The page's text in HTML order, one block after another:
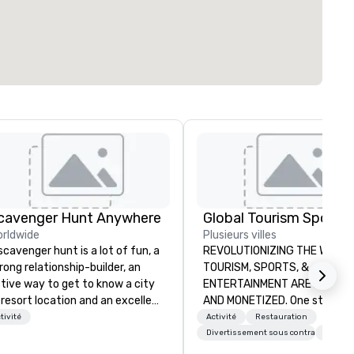
Hunt Anywhere
hunt is a lot of fun, a
relationship-builder, an
way to get to know a city
location and an excellent
building activity for your
Plusieurs villes
REVOLUTIONIZING THE WAY
TOURISM, SPORTS, &
ENTERTAINMENT ARE MARKETED
AND MONETIZED. One stop shop
for all of your sports tickets
United States. NFL, NBA, NHL,
Activité
Restauration
Divertissement sous contrat